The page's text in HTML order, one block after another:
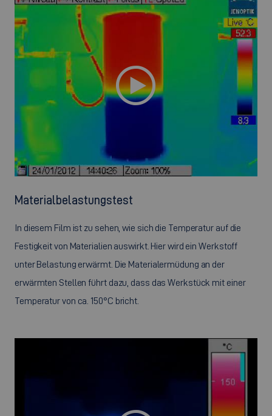
Materialbelastungstest
In diesem Film ist zu sehen, wie sich die Temperatur auf die
Festigkeit von Materialien auswirkt. Hier wird ein Werkstoff
unter Belastung erwärmt. Die Materialermüdung an der
erwärmten Stellen führt dazu, dass das Werkstück mit einer
Temperatur von ca. 150°C bricht.